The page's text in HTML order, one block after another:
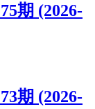
期 (2026-
期 (2026-